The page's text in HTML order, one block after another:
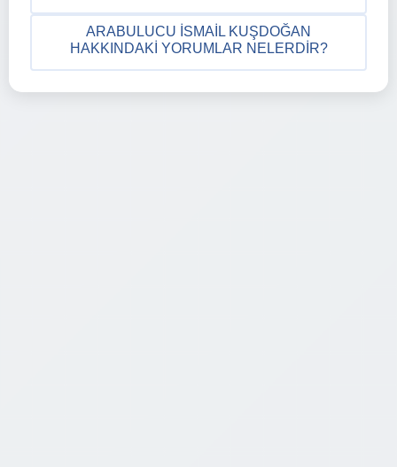
ARABULUCU İSMAIL KUŞDOĞAN
HAKKINDAKI YORUMLAR NELERDIR?